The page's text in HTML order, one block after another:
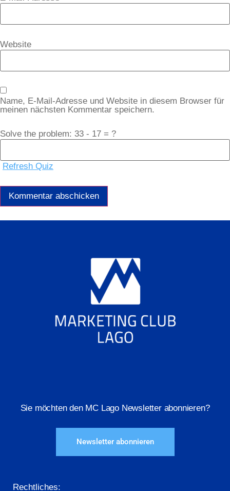
Website
Name, E-Mail-Adresse und Website in diesem Browser für
meinen nächsten Kommentar speichern.
Solve the problem: 33 - 17 = ?
Refresh Quiz
Sie möchten den MC Lago Newsletter abonnieren?
Newsletter abonnieren
Rechtliches: